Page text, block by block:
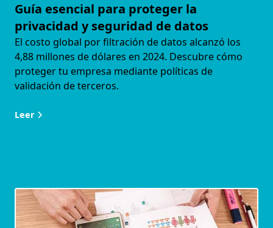
Guía esencial para proteger la
privacidad y seguridad de datos
El costo global por filtración de datos alcanzó los
4,88 millones de dólares en 2024. Descubre cómo
proteger tu empresa mediante políticas de
validación de terceros.
Leer